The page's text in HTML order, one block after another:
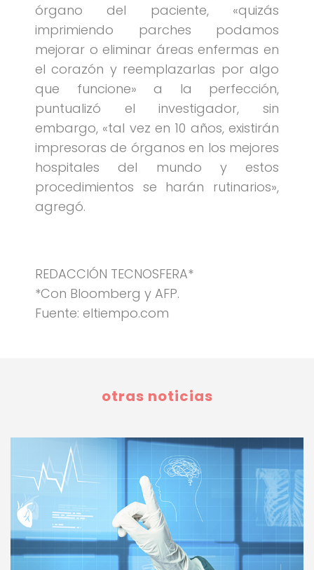
órgano del paciente, «quizás
imprimiendo parches podamos
mejorar o eliminar áreas enfermas en
el corazón y reemplazarlas por algo
que funcione» a la perfección,
puntualizó el investigador, sin
embargo, «tal vez en 10 años, existirán
impresoras de órganos en los mejores
hospitales del mundo y estos
procedimientos se harán rutinarios»,
agregó.
REDACCIÓN TECNOSFERA*
*Con Bloomberg y AFP.
Fuente: eltiempo.com
otras noticias